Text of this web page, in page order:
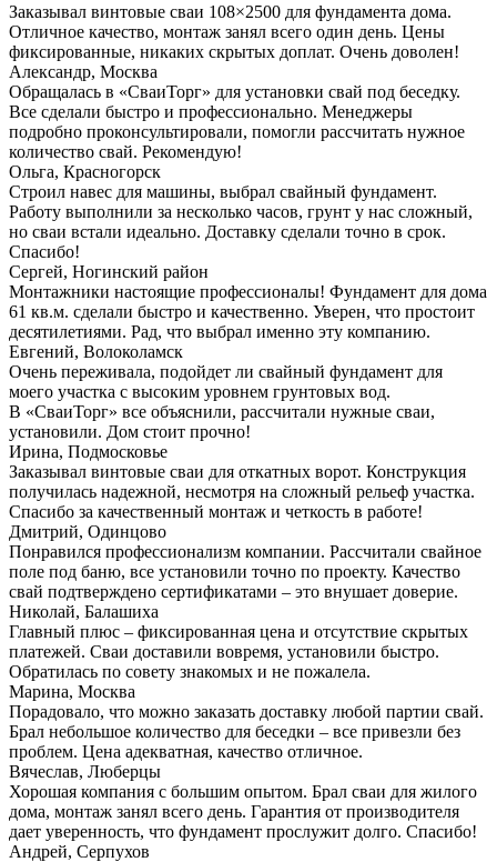
Заказывал винтовые сваи 108×2500 для фундамента дома.
Отличное качество, монтаж занял всего один день. Цены
фиксированные, никаких скрытых доплат. Очень доволен!
Александр, Москва
Обращалась в «СваиТорг» для установки свай под беседку.
Все сделали быстро и профессионально. Менеджеры
подробно проконсультировали, помогли рассчитать нужное
количество свай. Рекомендую!
Ольга, Красногорск
Строил навес для машины, выбрал свайный фундамент.
Работу выполнили за несколько часов, грунт у нас сложный,
но сваи встали идеально. Доставку сделали точно в срок.
Спасибо!
Сергей, Ногинский район
Монтажники настоящие профессионалы! Фундамент для дома
61 кв.м. сделали быстро и качественно. Уверен, что простоит
десятилетиями. Рад, что выбрал именно эту компанию.
Евгений, Волоколамск
Очень переживала, подойдет ли свайный фундамент для
моего участка с высоким уровнем грунтовых вод.
В «СваиТорг» все объяснили, рассчитали нужные сваи,
установили. Дом стоит прочно!
Ирина, Подмосковье
Заказывал винтовые сваи для откатных ворот. Конструкция
получилась надежной, несмотря на сложный рельеф участка.
Спасибо за качественный монтаж и четкость в работе!
Дмитрий, Одинцово
Понравился профессионализм компании. Рассчитали свайное
поле под баню, все установили точно по проекту. Качество
свай подтверждено сертификатами – это внушает доверие.
Николай, Балашиха
Главный плюс – фиксированная цена и отсутствие скрытых
платежей. Сваи доставили вовремя, установили быстро.
Обратилась по совету знакомых и не пожалела.
Марина, Москва
Порадовало, что можно заказать доставку любой партии свай.
Брал небольшое количество для беседки – все привезли без
проблем. Цена адекватная, качество отличное.
Вячеслав, Люберцы
Хорошая компания с большим опытом. Брал сваи для жилого
дома, монтаж занял всего день. Гарантия от производителя
дает уверенность, что фундамент прослужит долго. Спасибо!
Андрей, Серпухов